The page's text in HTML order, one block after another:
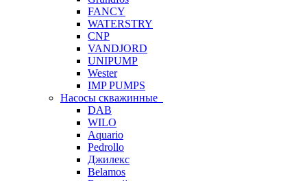
FANCY
WATERSTRY
CNP
VANDJORD
UNIPUMP
Wester
IMP PUMPS
Насосы скважинные
DAB
WILO
Aquario
Pedrollo
Джилекс
Belamos